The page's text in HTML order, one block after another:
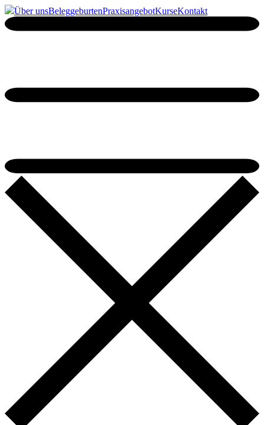
Über unsBeleggeburtenPraxisangebotKurseKontakt